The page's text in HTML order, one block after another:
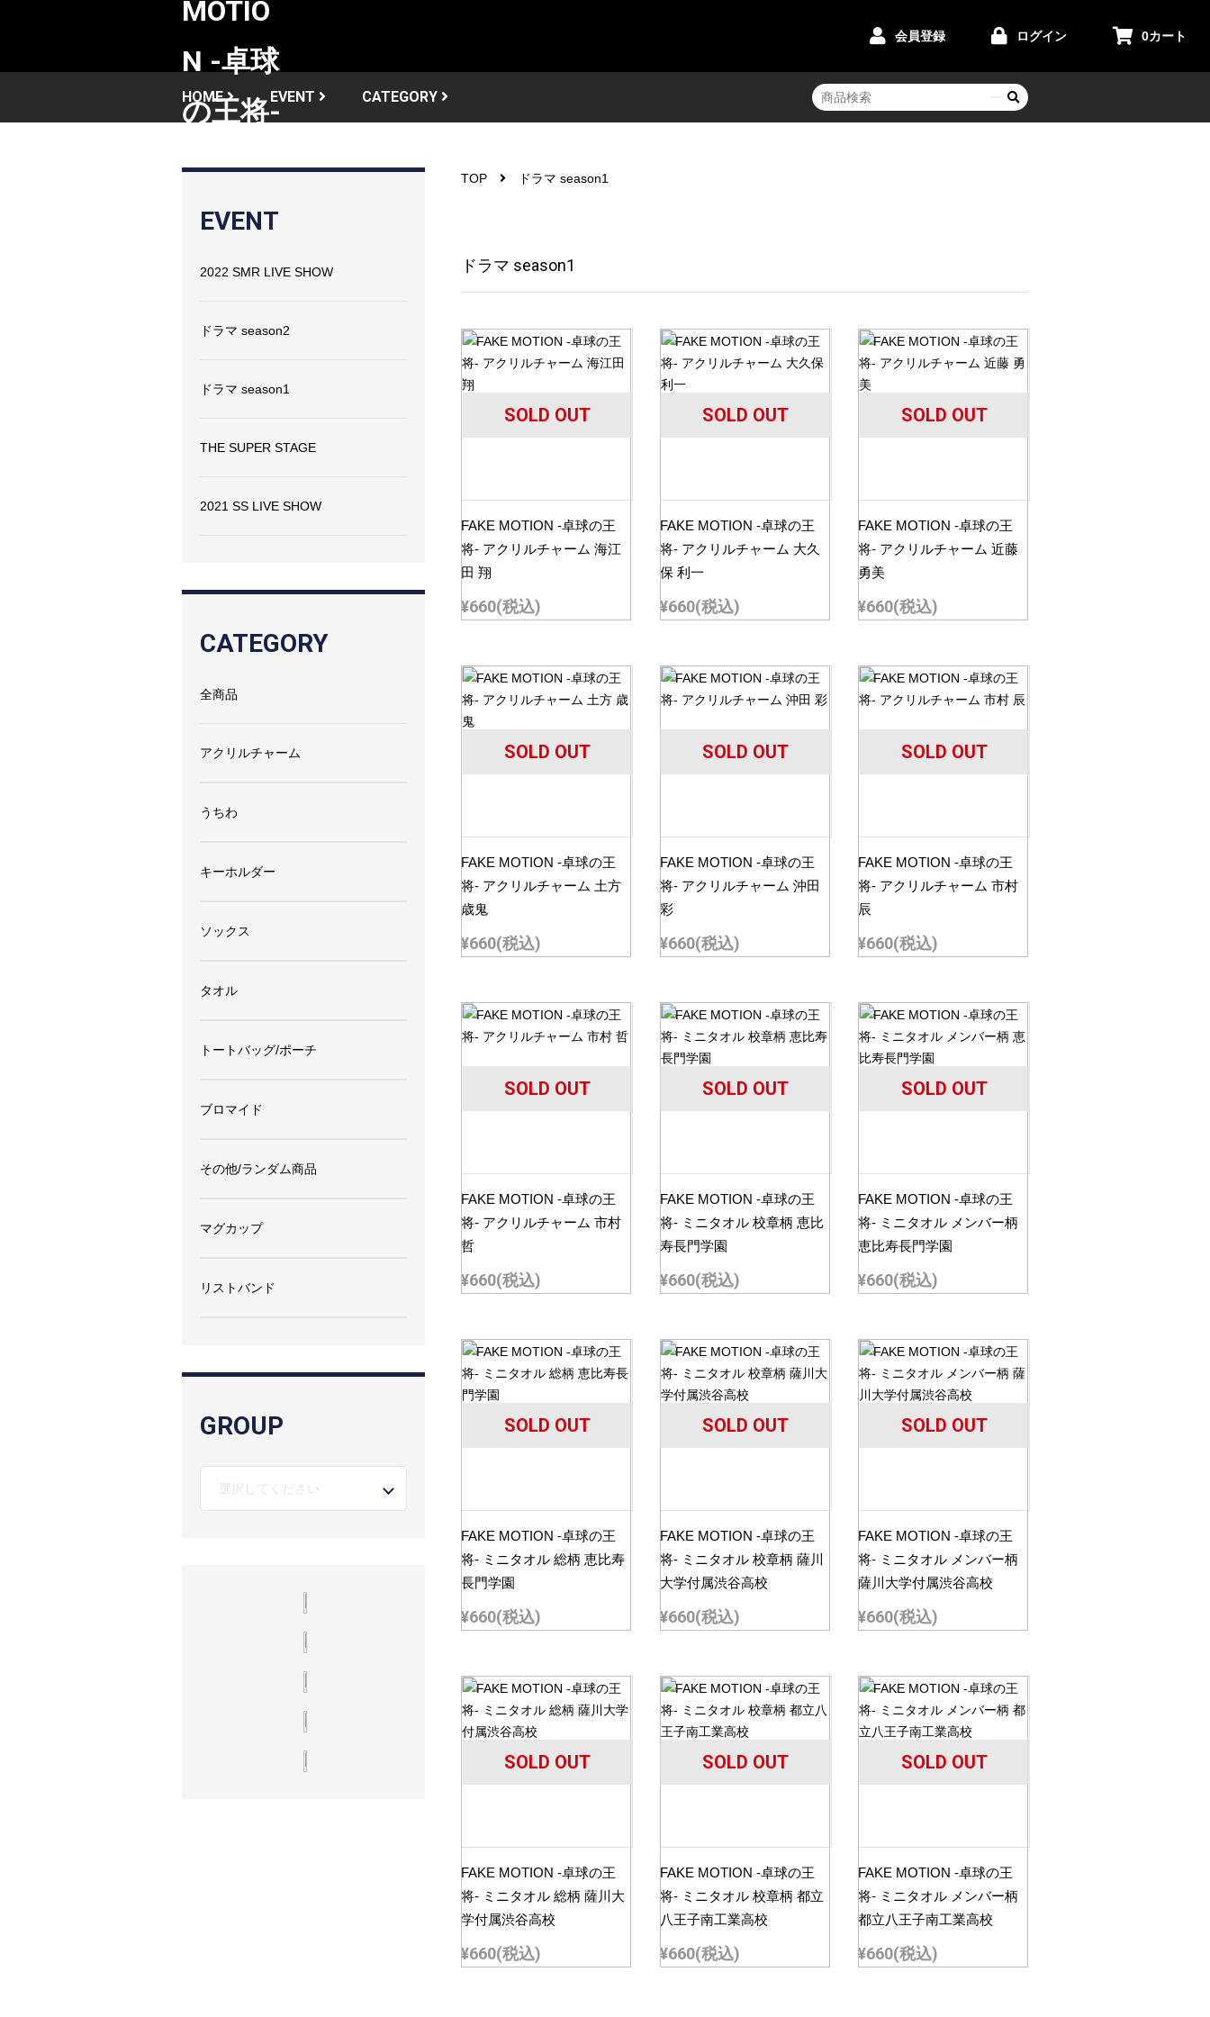
会員登録 ログイン 0カート
HOME EVENT CATEGORY
TOP ドラマ season1
ドラマ season1
SOLD OUT
FAKE MOTION -卓球の王
将- アクリルチャーム 海江
田 翔
¥660(税込)
SOLD OUT
FAKE MOTION -卓球の王
将- アクリルチャーム 大久
保 利一
¥660(税込)
SOLD OUT
FAKE MOTION -卓球の王
将- アクリルチャーム 近藤
勇美
¥660(税込)
SOLD OUT
FAKE MOTION -卓球の王
将- アクリルチャーム 土方
歳鬼
¥660(税込)
SOLD OUT
FAKE MOTION -卓球の王
将- アクリルチャーム 沖田
彩
¥660(税込)
SOLD OUT
FAKE MOTION -卓球の王
将- アクリルチャーム 市村
辰
¥660(税込)
SOLD OUT
FAKE MOTION -卓球の王
将- アクリルチャーム 市村
哲
¥660(税込)
SOLD OUT
FAKE MOTION -卓球の王
将- ミニタオル 校章柄 恵比
寿長門学園
¥660(税込)
SOLD OUT
FAKE MOTION -卓球の王
将- ミニタオル メンバー柄
恵比寿長門学園
¥660(税込)
SOLD OUT
FAKE MOTION -卓球の王
将- ミニタオル 総柄 恵比寿
長門学園
¥660(税込)
SOLD OUT
FAKE MOTION -卓球の王
将- ミニタオル 校章柄 薩川
大学付属渋谷高校
¥660(税込)
SOLD OUT
FAKE MOTION -卓球の王
将- ミニタオル メンバー柄
薩川大学付属渋谷高校
¥660(税込)
SOLD OUT
FAKE MOTION -卓球の王
将- ミニタオル 総柄 薩川大
学付属渋谷高校
¥660(税込)
SOLD OUT
FAKE MOTION -卓球の王
将- ミニタオル 校章柄 都立
八王子南工業高校
¥660(税込)
SOLD OUT
FAKE MOTION -卓球の王
将- ミニタオル メンバー柄
都立八王子南工業高校
¥660(税込)
EVENT
2022 SMR LIVE SHOW
ドラマ season2
ドラマ season1
THE SUPER STAGE
2021 SS LIVE SHOW
CATEGORY
全商品
アクリルチャーム
うちわ
キーホルダー
ソックス
タオル
トートバッグ/ポーチ
ブロマイド
その他/ランダム商品
マグカップ
リストバンド
GROUP
選択してください